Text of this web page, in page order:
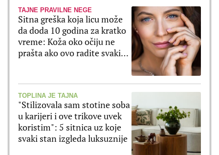
TAJNE PRAVILNE NEGE
Sitna greška koja licu može
da doda 10 godina za kratko
vreme: Koža oko očiju ne
prašta ako ovo radite svaki
TOPLINA JE TAJNA
"Stilizovala sam stotine soba
u karijeri i ove trikove uvek
koristim": 5 sitnica uz koje
svaki stan izgleda luksuznije